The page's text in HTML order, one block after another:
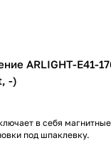
ARLIGHT-E41-
-)
в себя
под шпаклевку.